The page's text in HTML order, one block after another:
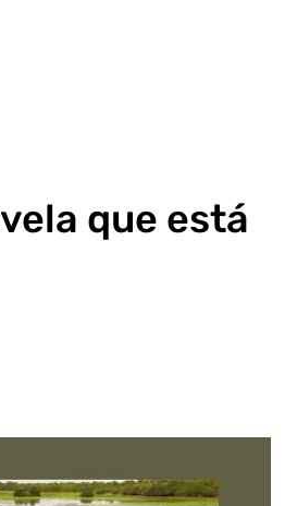
que está